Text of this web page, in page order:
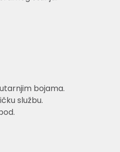
bojama.
službu.